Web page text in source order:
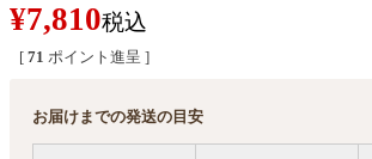
¥7,810税込
[ 71 ポイント進呈 ]
お届けまでの発送の目安